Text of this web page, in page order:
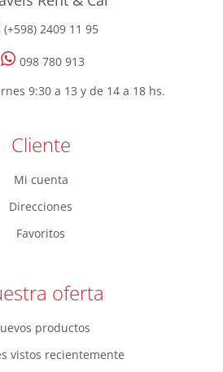
(+598) 2409 11 95
098 780 913
9:30 a 13 y de 14 a 18 hs.
Cliente
Mi cuenta
Direcciones
Favoritos
oferta
productos
vistos recientemente